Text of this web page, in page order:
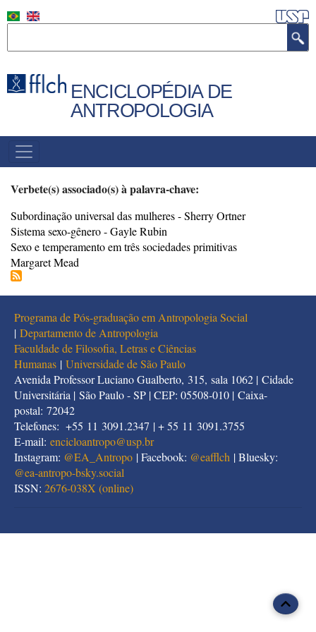
para
conteúdo
ENCICLOPÉDIA DE
ANTROPOLOGIA
MENU
PRINCIPAL
Verbete(s) associado(s) à palavra-chave:
Subordinação universal das mulheres - Sherry Ortner
Sistema sexo-gênero - Gayle Rubin
Sexo e temperamento em três sociedades primitivas
Margaret Mead
Programa de Pós-graduação em Antropologia Social
| Departamento de Antropologia
Faculdade de Filosofia, Letras e Ciências
Humanas | Universidade de São Paulo
Avenida Professor Luciano Gualberto, 315, sala 1062 | Cidade
Universitária | São Paulo - SP | CEP: 05508-010 | Caixa-
postal: 72042
Telefones: +55 11 3091.2347 | + 55 11 3091.3755
E-mail: encicloantropo@usp.br
Instagram: @EA_Antropo | Facebook: @eafflch | Bluesky:
@ea-antropo-bsky.social
ISSN: 2676-038X (online)